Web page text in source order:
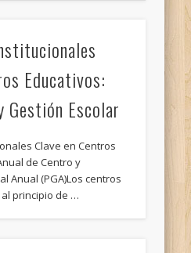
Educativos:
Escolar
Clave en Centros
de Centro y
Anual (PGA)Los centros
principio de …